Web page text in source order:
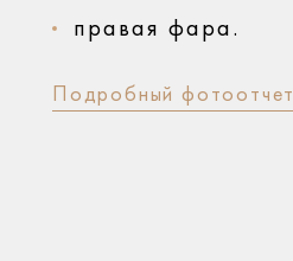
правая фара.
Подробный фотоотчет